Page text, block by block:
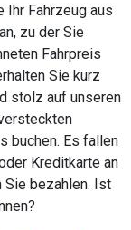
Ihr Fahrzeug aus
zu der Sie
Fahrpreis
Sie kurz
stolz auf unseren
buchen. Es fallen
Kreditkarte an
Sie bezahlen. Ist